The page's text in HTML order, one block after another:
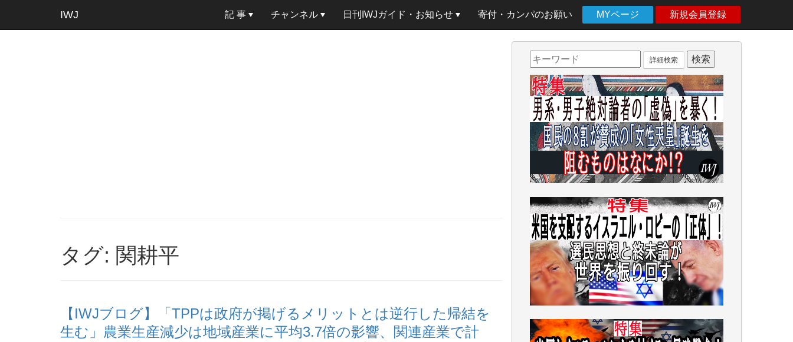
IWJ 記 事 チャンネル 日刊IWJガイド・お知らせ 寄付・カンパのお願い MYページ 新規会員登録
タグ: 関耕平
【IWJブログ】「TPPは政府が掲げるメリットとは逆行した帰結を
生む」農業生産減少は地域産業に平均3.7倍の影響、関連産業で計
詳細検索